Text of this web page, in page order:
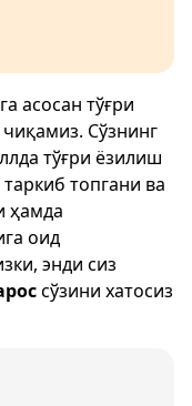
асосан тўғри
Сўзнинг
тўғри ёзилиш
топгани ва
ҳамда
оид
энди сиз
сўзини хатосиз